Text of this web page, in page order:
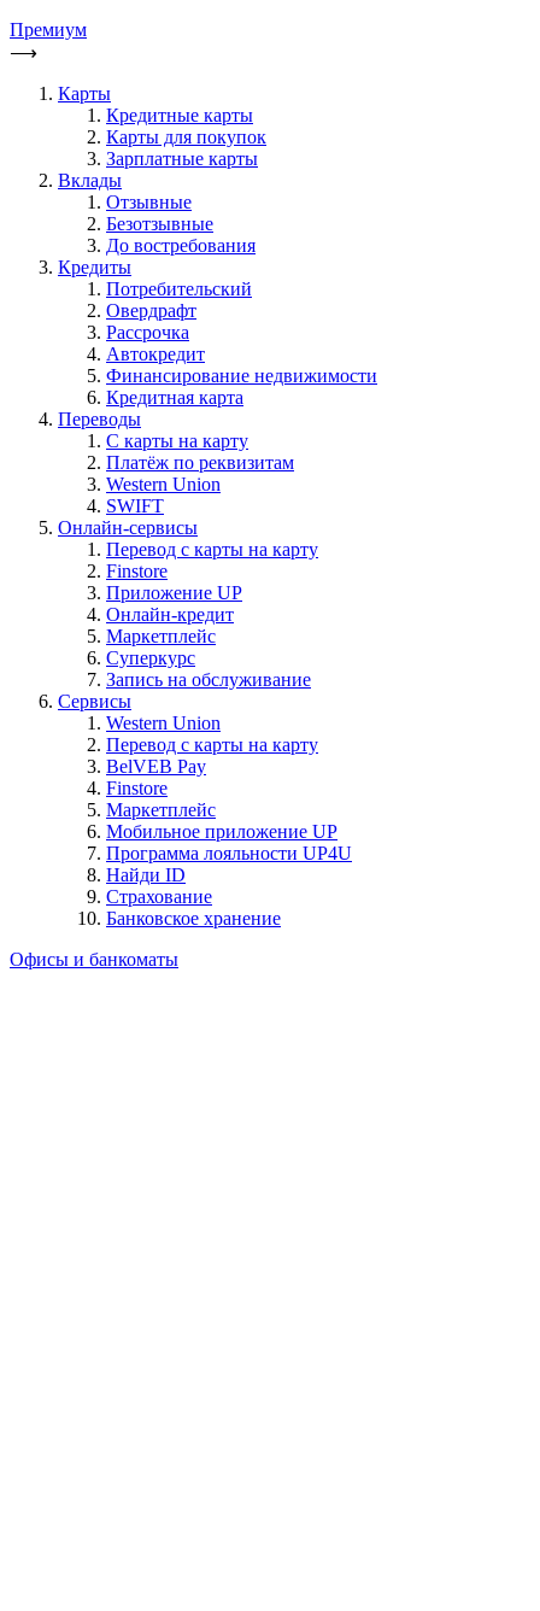
Премиум
⟶
Карты
Кредитные карты
Карты для покупок
Зарплатные карты
Вклады
Отзывные
Безотзывные
До востребования
Кредиты
Потребительский
Овердрафт
Рассрочка
Автокредит
Финансирование недвижимости
Кредитная карта
Переводы
С карты на карту
Платёж по реквизитам
Western Union
SWIFT
Онлайн-сервисы
Перевод с карты на карту
Finstore
Приложение UP
Онлайн-кредит
Маркетплейс
Суперкурс
Запись на обслуживание
Сервисы
Western Union
Перевод с карты на карту
BelVEB Pay
Finstore
Маркетплейс
Мобильное приложение UP
Программа лояльности UP4U
Найди ID
Страхование
Банковское хранение
Офисы и банкоматы